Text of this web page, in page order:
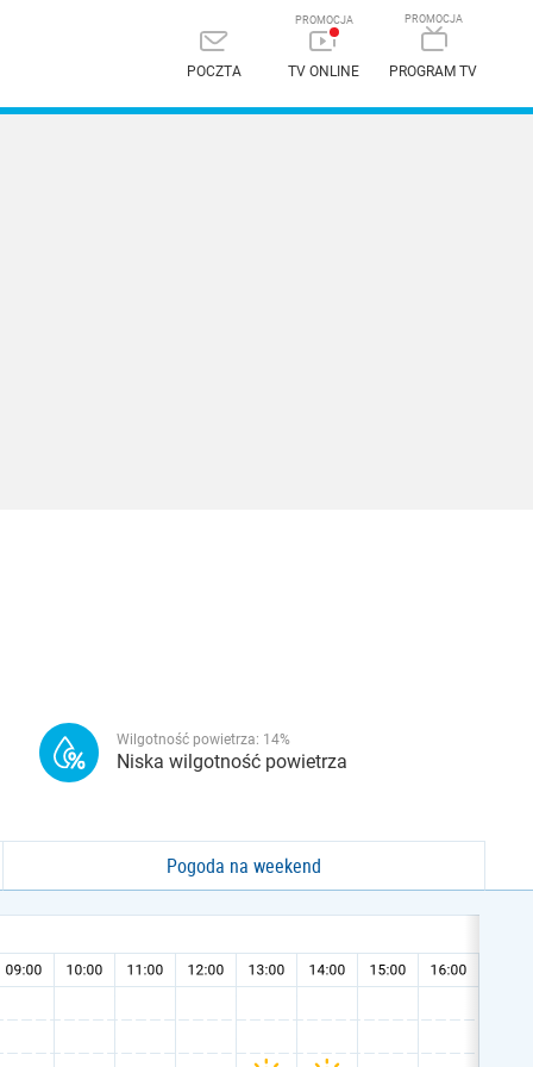
POCZTA TV ONLINE PROGRAM TV
Wilgotność powietrza: 14%
Niska wilgotność powietrza
Pogoda na weekend